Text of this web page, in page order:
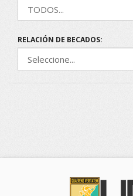
RELACIÓN DE BECADOS: